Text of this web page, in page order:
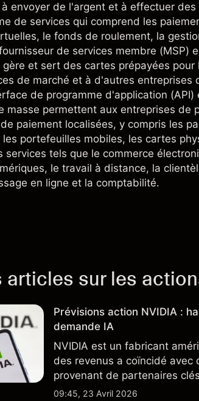
envoyer de l'argent et à effectuer
de services qui comprend les
le fonds de roulement, la
de services membre (MSP)
gère et sert des cartes prépayées
de marché et à d'autres entreprises
de programme d'application
masse permettent aux entreprises de
paiement localisées, y compris les
portefeuilles mobiles, les cartes
services tels que le commerce
le travail à distance, la
en ligne et la comptabilité.
articles sur les
Prévisions action NVIDIA :
demande IA
NVIDIA est un fabricant
des revenus a coïncidé
provenant de partenaires
notamment TSMC et ASML.
09:45, 23 Avril 2026